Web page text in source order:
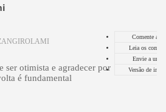
Comente a
Leia os
Envie a um
Versão de
ser otimista e agradecer por
é fundamental